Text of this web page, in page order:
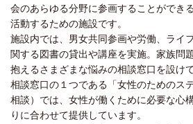
会のあらゆる分野に参画することができ
活動するための施設です。
施設内では、男女共同参画や労働、ライ
関する図書の貸出や講座を実施。家族問
抱えるさまざまな悩みの相談窓口を設けて
相談窓口の１つである「女性のためのス
相談）では、女性が働くために必要な心
りに合わせて提供しています。